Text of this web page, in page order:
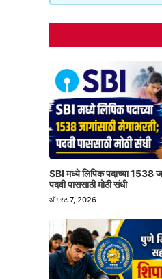
SBI मध्ये लिपिक पदाच्या 1538
पदवी पाससाठी मोठी संधी
ऑगस्ट 7, 2026